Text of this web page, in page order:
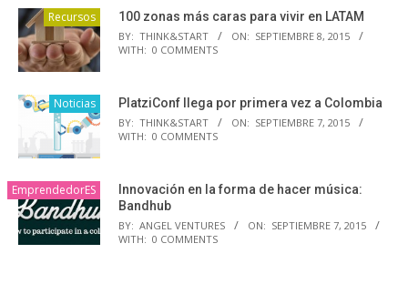
Recursos 100 zonas más caras para vivir en LATAM
BY: THINK&START ON: SEPTIEMBRE 8, 2015
WITH: 0 COMMENTS
Noticias PlatziConf llega por primera vez a Colombia
BY: THINK&START ON: SEPTIEMBRE 7, 2015
WITH: 0 COMMENTS
EmprendedorES
Innovación en la forma de hacer música:
Bandhub
BY: ANGEL VENTURES ON: SEPTIEMBRE 7, 2015
WITH: 0 COMMENTS